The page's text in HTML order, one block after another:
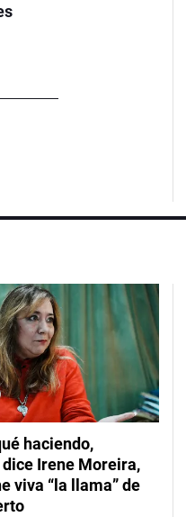
haciendo,
dice Irene Moreira,
viva “la llama” de